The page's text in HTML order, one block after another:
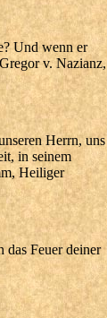
Und wenn er
v. Nazianz,
Herrn, uns
in seinem
Heiliger
Feuer deiner